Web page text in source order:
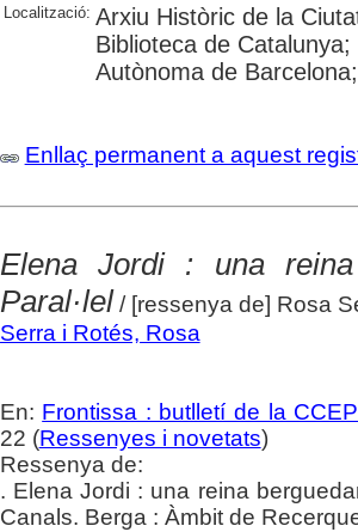
Localització: Arxiu Històric de la
Biblioteca de
Autònoma de
Enllaç permanent a aquest
Elena Jordi : una
Paral·lel/ [ressenya de] Rosa
Serra i Rotés, Rosa
En: Frontissa : butlletí de la
22 (Ressenyes i novetats)
Ressenya de:
. Elena Jordi : una reina
Canals. Berga : Àmbit de